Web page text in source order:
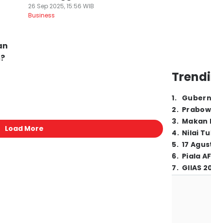
26 Sep 2025, 15:56 WIB
Business
Load More
1.
2.
3. Makan
4. Nilai
5. 17
6. Piala
7. GIIAS